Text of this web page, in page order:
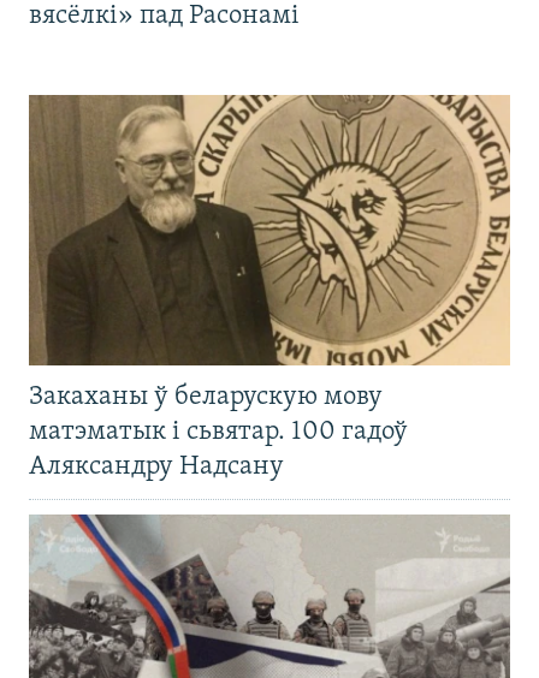
вясёлкі» пад Расонамі
Закаханы ў беларускую мову
матэматык і сьвятар. 100 гадоў
Аляксандру Надсану